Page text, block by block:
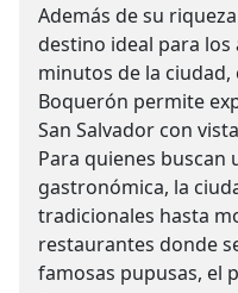
Además de su
destino ideal para
minutos de la ciudad,
Boquerón permite
San Salvador con
Para quienes buscan
gastronómica, la
tradicionales hasta
restaurantes donde
famosas pupusas, el